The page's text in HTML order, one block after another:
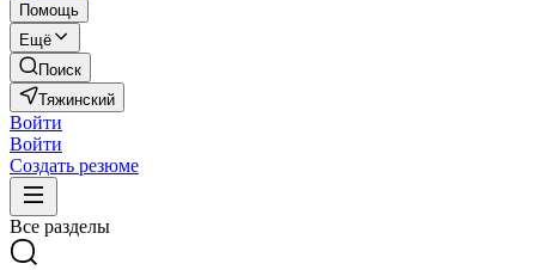
Помощь
Ещё
Поиск
Тяжинский
Войти
Войти
Создать резюме
Все разделы